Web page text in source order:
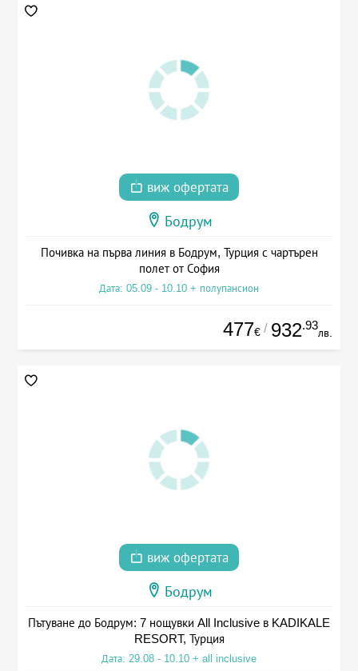
виж офертата
Бодрум
Почивка на първа линия в Бодрум, Турция с чартърен
полет от София
Дата: 05.09 - 10.10 + полупансион
477€ / 932.93
лв.
виж офертата
Бодрум
Пътуване до Бодрум: 7 нощувки All Inclusive в KADIKALE
RESORT, Турция
Дата: 29.08 - 10.10 + all inclusive